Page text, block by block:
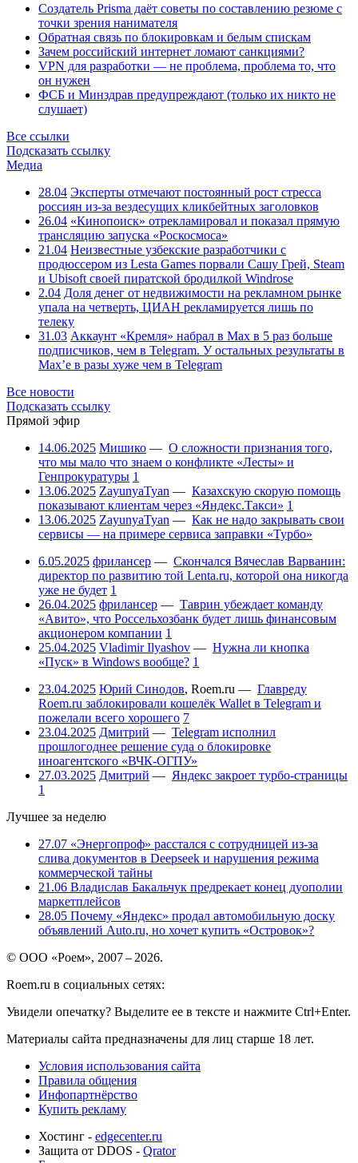
Создатель Prisma даёт советы по составлению резюме с
точки зрения нанимателя
Обратная связь по блокировкам и белым спискам
Зачем российский интернет ломают санкциями?
VPN для разработки — не проблема, проблема то, что
он нужен
ФСБ и Минздрав предупреждают (только их никто не
слушает)
Все ссылки
Подсказать ссылку
Медиа
28.04 Эксперты отмечают постоянный рост стресса
россиян из-за вездесущих кликбейтных заголовков
26.04 «Кинопоиск» отрекламировал и показал прямую
трансляцию запуска «Роскосмоса»
21.04 Неизвестные узбекские разработчики с
продюссером из Lesta Games порвали Сашу Грей, Steam
и Ubisoft своей пиратской бродилкой Windrose
2.04 Доля денег от недвижимости на рекламном рынке
упала на четверть, ЦИАН рекламируется лишь по
телеку
31.03 Аккаунт «Кремля» набрал в Max в 5 раз больше
подписчиков, чем в Telegram. У остальных результаты в
Max’е в разы хуже чем в Telegram
Все новости
Подсказать ссылку
Прямой эфир
14.06.2025 Мишико — О сложности признания того,
что мы мало что знаем о конфликте «Лесты» и
Генпрокуратуры 1
13.06.2025 ZayunyaTyan — Казахскую скорую помощь
показывают клиентам через «Яндекс.Такси» 1
13.06.2025 ZayunyaTyan — Как не надо закрывать свои
сервисы — на примере сервиса заправки «Турбо»
6.05.2025 фрилансер — Скончался Вячеслав Варванин:
директор по развитию той Lenta.ru, которой она никогда
уже не будет 1
26.04.2025 фрилансер — Таврин убеждает команду
«Авито», что Россельхозбанк будет лишь финансовым
акционером компании 1
25.04.2025 Vladimir Ilyashov — Нужна ли кнопка
«Пуск» в Windows вообще? 1
23.04.2025 Юрий Синодов, Roem.ru — Главреду
Roem.ru заблокировали кошелёк Wallet в Telegram и
пожелали всего хорошего 7
23.04.2025 Дмитрий — Telegram исполнил
прошлогоднее решение суда о блокировке
иноагентского «ВЧК-ОГПУ»
27.03.2025 Дмитрий — Яндекс закроет турбо-страницы
1
Лучшее за неделю
27.07 «Энергопроф» расстался с сотрудницей из-за
слива документов в Deepseek и нарушения режима
коммерческой тайны
21.06 Владислав Бакальчук предрекает конец дуополии
маркетплейсов
28.05 Почему «Яндекс» продал автомобильную доску
объявлений Auto.ru, но хочет купить «Островок»?
© ООО «Роем», 2007 – 2026.
Roem.ru в социальных сетях:
Увидели опечатку? Выделите ее в тексте и нажмите Ctrl+Enter.
Материалы сайта предназначены для лиц старше 18 лет.
Условия использования сайта
Правила общения
Инфопартнёрство
Купить рекламу
Хостинг - edgecenter.ru
Защита от DDOS - Qrator